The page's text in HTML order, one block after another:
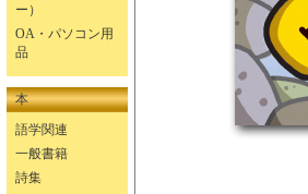
ー）
OA・パソコン用
品
本
語学関連
一般書籍
詩集